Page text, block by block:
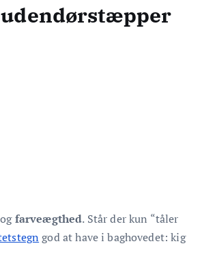
ogfarveægthed. Står der kun “tåler
god at have i baghovedet: kig